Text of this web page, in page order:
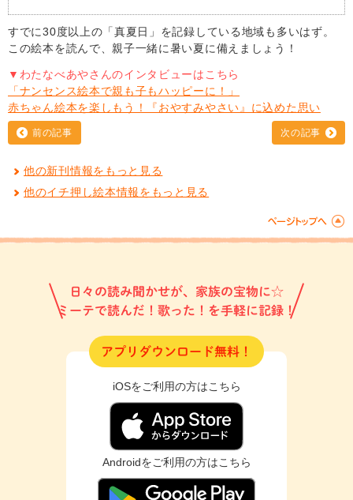
すでに30度以上の「真夏日」を記録している地域も多いはず。
この絵本を読んで、親子一緒に暑い夏に備えましょう！
▼わたなべあやさんのインタビューはこちら
「ナンセンス絵本で親も子もハッピーに！」
赤ちゃん絵本を楽しもう！『おやすみやさい』に込めた思い
前の記事 次の記事
他の新刊情報をもっと見る
他のイチ押し絵本情報をもっと見る
日々の読み聞かせが、家族の宝物に☆
ミーテで読んだ！歌った！を手軽に記録！
アプリダウンロード無料！
iOSをご利用の方はこちら
Androidをご利用の方はこちら